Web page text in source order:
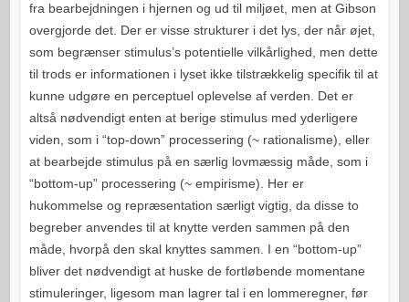
fra bearbejdningen i hjernen og ud til miljøet, men at Gibson
overgjorde det. Der er visse strukturer i det lys, der når øjet,
som begrænser stimulus’s potentielle vilkårlighed, men dette
til trods er informationen i lyset ikke tilstrækkelig specifik til at
kunne udgøre en perceptuel oplevelse af verden. Det er
altså nødvendigt enten at berige stimulus med yderligere
viden, som i “top-down” processering (~ rationalisme), eller
at bearbejde stimulus på en særlig lovmæssig måde, som i
“bottom-up” processering (~ empirisme). Her er
hukommelse og repræsentation særligt vigtig, da disse to
begreber anvendes til at knytte verden sammen på den
måde, hvorpå den skal knyttes sammen. I en “bottom-up”
bliver det nødvendigt at huske de fortløbende momentane
stimuleringer, ligesom man lagrer tal i en lommeregner, før